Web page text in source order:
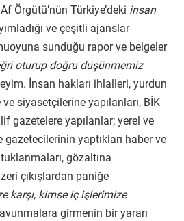
Örgütü’nün Türkiye’deki insan
ve çeşitli ajanslar
sunduğu rapor ve belgeler
oturup doğru düşünmemiz
İnsan hakları ihlalleri, yurdun
siyasetçilerine yapılanları, BİK
gazetelere yapılanlar; yerel ve
yaptıkları haber ve
gözaltına
çıkışlardan paniğe
karşı, kimse iç işlerimize
girmenin bir yararı